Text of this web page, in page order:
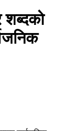
शब्दको